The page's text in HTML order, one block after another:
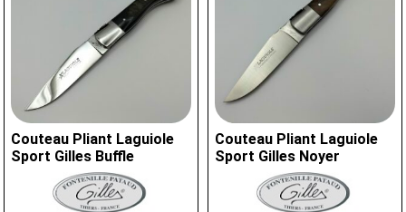
Couteau Pliant Laguiole
Sport Gilles Buffle
Couteau Pliant Laguiole
Sport Gilles Noyer